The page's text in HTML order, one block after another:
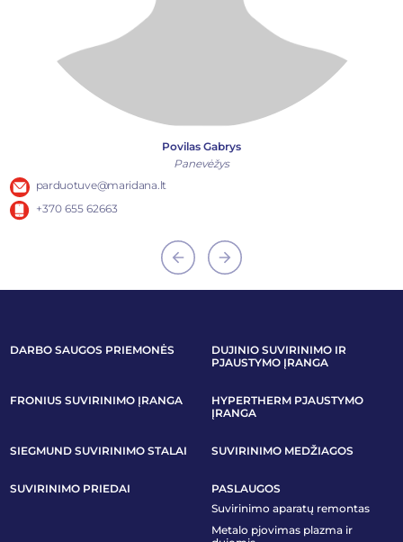
Povilas Gabrys
Panevėžys
parduotuve@maridana.lt
+370 655 62663
DARBO SAUGOS PRIEMONĖS
DUJINIO SUVIRINIMO IR
PJAUSTYMO ĮRANGA
FRONIUS SUVIRINIMO ĮRANGA
HYPERTHERM PJAUSTYMO
ĮRANGA
SIEGMUND SUVIRINIMO STALAI SUVIRINIMO MEDŽIAGOS
SUVIRINIMO PRIEDAI
PASLAUGOS
Suvirinimo aparatų remontas
Metalo pjovimas plazma ir